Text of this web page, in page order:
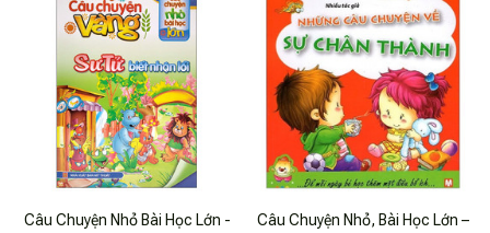
Câu Chuyện Nhỏ Bài Học Lớn -
Câu Chuyện Nhỏ, Bài Học Lớn –